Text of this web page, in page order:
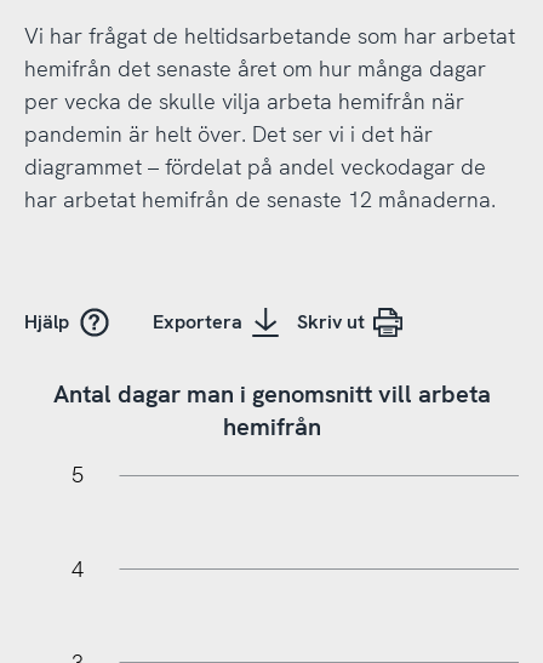
Vi har frågat de heltidsarbetande som har arbetat
hemifrån det senaste året om hur många dagar
per vecka de skulle vilja arbeta hemifrån när
pandemin är helt över. Det ser vi i det här
diagrammet – fördelat på andel veckodagar de
har arbetat hemifrån de senaste 12 månaderna.
Hjälp Exportera Skriv ut
Antal dagar man i genomsnitt vill arbeta
hemifrån
5
4